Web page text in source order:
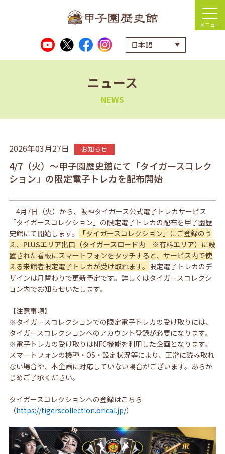
メニュー
ニュース
NEWS
2026年03月27日 お知らせ
4/7（火）～甲子園歴史館にて「タイガースコレク
ション」の限定電子トレカを配布開始
4月7日（火）から、阪神タイガース公式電子トレカサービス
「タイガースコレクション」の限定電子トレカの配布を甲子園歴
史館にて開始します。
「タイガースコレクション」にご登録のう
え、 PLUSエリア出口（タイガースロード内 ※有料エリア） に設
置された看板にスマートフォンをタッチすると、サービス内で使
える来館者限定電子トレカが受け取れます。 限定電子トレカのデ
ザインは月替わりで更新予定です。詳しくはタイガースコレクシ
ョン内でお知らせいたします。
【注意事項】
※タイガースコレクションでの限定電子トレカの受け取りには、
タイガースコレクションへのアカウント登録が必要になります。
※電子トレカの受け取りはNFC機能を利用した企画となります。
スマートフォンの機種・ OS ・設定状況等により、正常に読み取れ
ない場合や、本企画に対応していない場合がございます。あらか
じめご了承ください。
タイガースコレクションへの登録はこちら
（https://tigerscollection.orical.jp/）